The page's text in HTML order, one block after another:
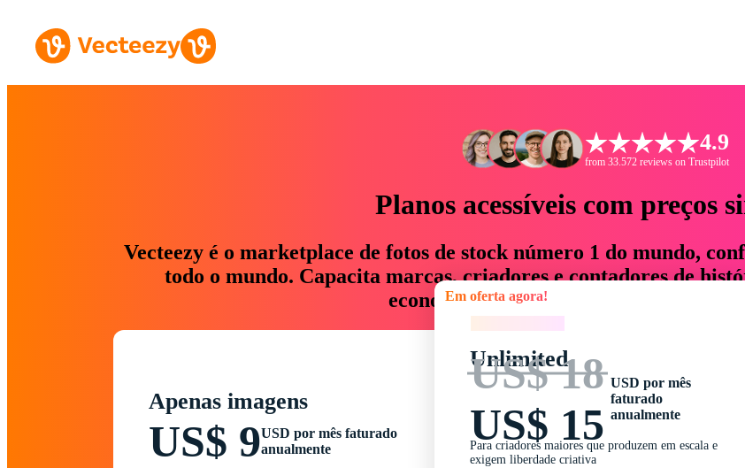
4.9
from 33.572 reviews on Trustpilot
Planos acessíveis com preços
Vecteezy é o marketplace de fotos de stock número 1 do mundo,
todo o mundo. Capacita marcas, criadores e contadores de
economizam até 76% em tempo e
Apenas imagens
US$ 9USD por mês faturado
anualmente
Em oferta agora!
Unlimited
US$ 18
US$ 15
USD por mês
faturado
anualmente
Para criadores maiores que produzem em escala e
exigem liberdade criativa